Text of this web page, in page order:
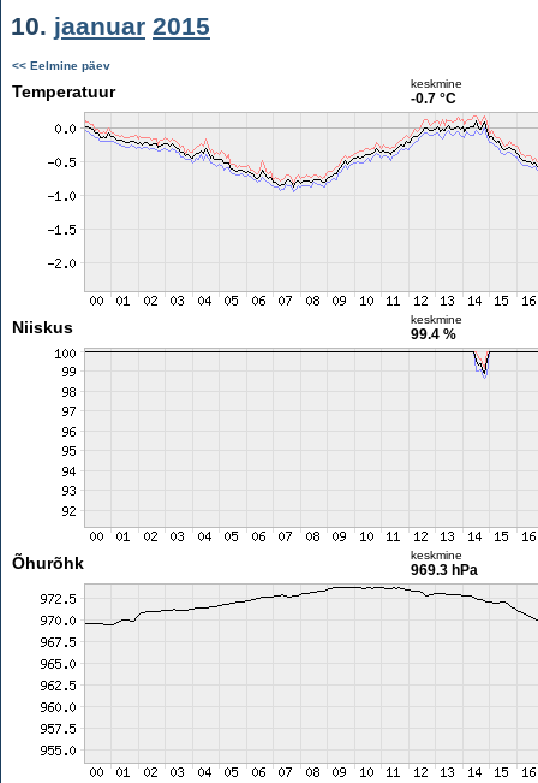
10. jaanuar 2015
<< Eelmine päev
Temperatuur keskmine
-0.7 °C
Niiskus keskmine
99.4 %
Õhurõhk keskmine
969.3 hPa